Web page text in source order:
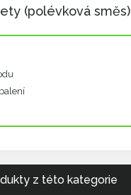
(polévková směs)
z této kategorie